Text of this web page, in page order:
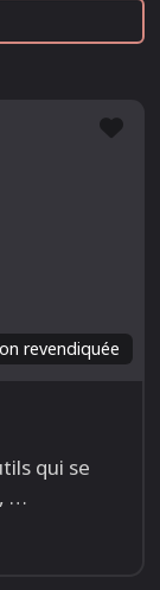
revendiquée
qui se
…